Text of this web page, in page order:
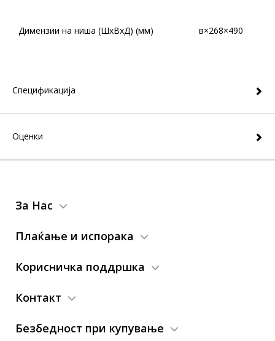
Димензии на ниша (ШxВxД) (мм) в×268×490
Спецификација
Оценки
За Нас
Плаќање и испорака
Корисничка поддршка
Контакт
Безбедност при купување